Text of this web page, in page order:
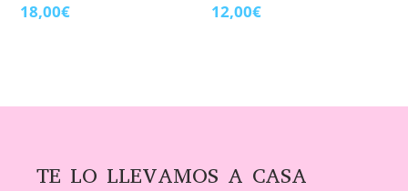
18,00€ 12,00€
TE LO LLEVAMOS A CASA